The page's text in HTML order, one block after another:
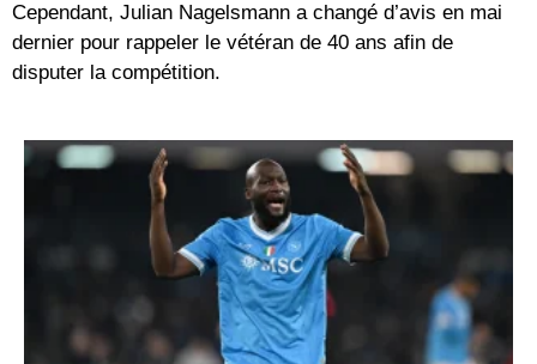
Cependant, Julian Nagelsmann a changé d’avis en mai
dernier pour rappeler le vétéran de 40 ans afin de
disputer la compétition.